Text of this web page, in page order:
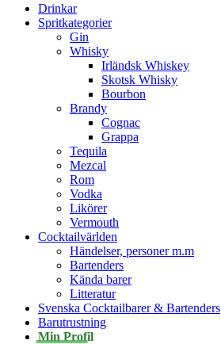
Drinkar
Spritkategorier
Gin
Whisky
Irländsk Whiskey
Skotsk Whisky
Bourbon
Brandy
Cognac
Grappa
Tequila
Mezcal
Rom
Vodka
Likörer
Vermouth
Cocktailvärlden
Händelser, personer m.m
Bartenders
Kända barer
Litteratur
Svenska Cocktailbarer & Bartenders
Barutrustning
Min Profil